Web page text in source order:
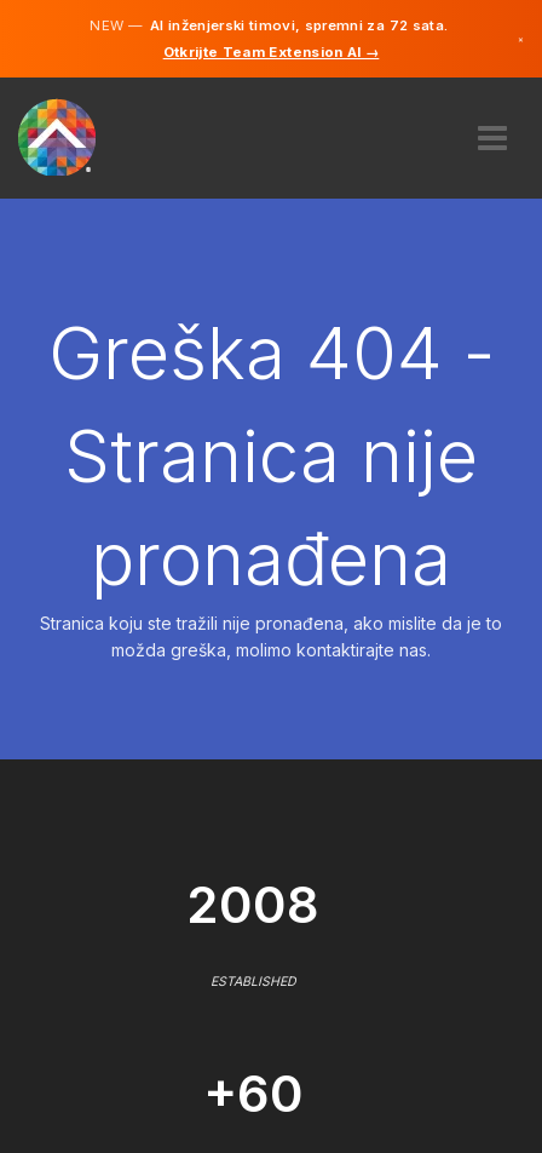
NEW —AI inženjerski timovi, spremni za 72 sata.
Otkrijte Team Extension AI →
×
NAJAMGreška 404 -
Stranica nije
pronađena
Stranica koju ste tražili nije pronađena, ako mislite da je to
možda greška, molimo kontaktirajte nas.
2008
ESTABLISHED
+60